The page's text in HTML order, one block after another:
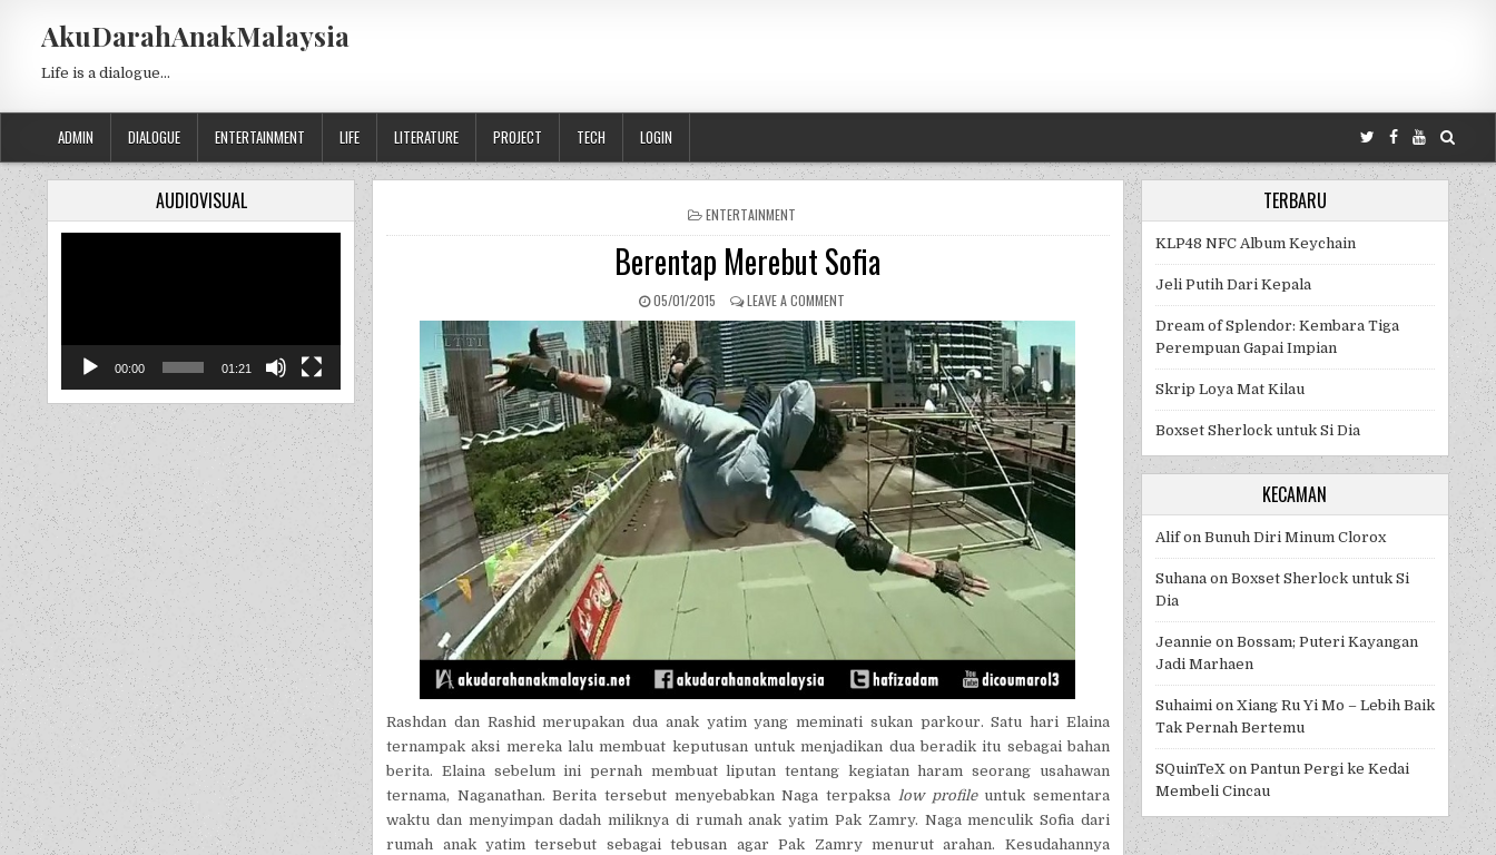
AkuDarahAnakMalaysia
Life is a dialogue…
ADMIN DIALOGUE ENTERTAINMENT LIFE LITERATURE PROJECT TECH LOGIN
POSTED IN
ENTERTAINMENT
Berentap Merebut Sofia
PUBLISHED DATE:
05/01/2015 LEAVE A COMMENT
Rashdan dan Rashid merupakan dua anak yatim yang meminati sukan parkour. Satu hari Elaina
ternampak aksi mereka lalu membuat keputusan untuk menjadikan dua beradik itu sebagai bahan
berita. Elaina sebelum ini pernah membuat liputan tentang kegiatan haram seorang usahawan
ternama, Naganathan. Berita tersebut menyebabkan Naga terpaksa low profileuntuk sementara
waktu dan menyimpan dadah miliknya di rumah anak yatim Pak Zamry. Naga menculik Sofia dari
rumah anak yatim tersebut sebagai tebusan agar Pak Zamry menurut arahan. Kesudahannya
AUDIOVISUAL
00:00 01:21
TERBARU
KLP48 NFC Album Keychain
Jeli Putih Dari Kepala
Dream of Splendor: Kembara Tiga
Perempuan Gapai Impian
Skrip Loya Mat Kilau
Boxset Sherlock untuk Si Dia
KECAMAN
Alifon Bunuh Diri Minum Clorox
Suhanaon Boxset Sherlock untuk Si
Dia
Jeannie on Bossam; Puteri Kayangan
Jadi Marhaen
Suhaimion Xiang Ru Yi Mo – Lebih Baik
Tak Pernah Bertemu
SQuinTeXon Pantun Pergi ke Kedai
Membeli Cincau